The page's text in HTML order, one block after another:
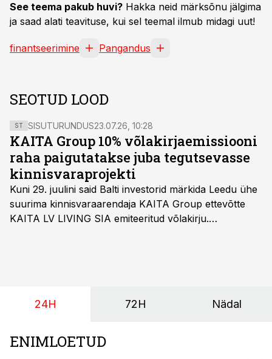
See teema pakub huvi? Hakka neid märksõnu jälgima
ja saad alati teavituse, kui sel teemal ilmub midagi uut!
finantseerimine Pangandus
SEOTUD LOOD
ST SISUTURUNDUS23.07.26, 10:28
KAITA Group 10% võlakirjaemissiooni
raha paigutatakse juba tegutsevasse
kinnisvaraprojekti
Kuni 29. juulini said Balti investorid märkida Leedu ühe
suurima kinnisvaraarendaja KAITA Group ettevõtte
KAITA LV LIVING SIA emiteeritud võlakirju.
24H 72H Nädal
ENIMLOETUD